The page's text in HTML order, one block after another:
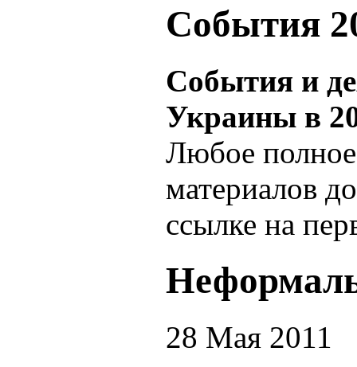
События
События и
Украины в
Любое полное
материалов
ссылке на
28 Мая 2011